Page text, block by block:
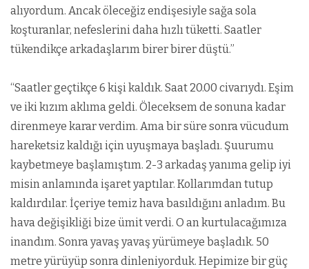
alıyordum. Ancak öleceğiz endişesiyle sağa sola
koşturanlar, nefeslerini daha hızlı tüketti. Saatler
tükendikçe arkadaşlarım birer birer düştü.”
“Saatler geçtikçe 6 kişi kaldık. Saat 20.00 civarıydı. Eşim
ve iki kızım aklıma geldi. Öleceksem de sonuna kadar
direnmeye karar verdim. Ama bir süre sonra vücudum
hareketsiz kaldığı için uyuşmaya başladı. Şuurumu
kaybetmeye başlamıştım. 2-3 arkadaş yanıma gelip iyi
misin anlamında işaret yaptılar. Kollarımdan tutup
kaldırdılar. İçeriye temiz hava basıldığını anladım. Bu
hava değişikliği bize ümit verdi. O an kurtulacağımıza
inandım. Sonra yavaş yavaş yürümeye başladık. 50
metre yürüyüp sonra dinleniyorduk. Hepimize bir güç